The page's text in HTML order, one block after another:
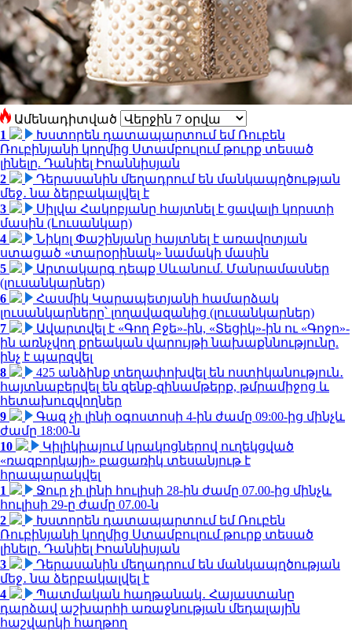
Ամենադիտված
1
Խստորեն դատապարտում եմ Ռուբեն
Ռուբինյանի կողմից Ստամբուլում թուրք տեսած
լինելը. Դանիել Իոաննիսյան
2
Դերասանին մեղադրում են մանկապղծության
մեջ․ նա ձերբակալվել է
3
Սիլվա Հակոբյանը հայտնել է ցավալի կորստի
մասին (Լուսանկար)
4
Նիկոլ Փաշինյանը հայտնել է առավոտյան
ստացած «տարօրինակ» նամակի մասին
5
Արտակարգ դեպք Սևանում. Մանրամասներ
(լուսանկարներ)
6
Հասմիկ Կարապետյանի համարձակ
լուսանկարները՝ լողավազանից (լուսանկարներ)
7
Ավարտվել է «Գող Բջե»-ին, «Տեցիկ»-ին ու «Գոջո»-
ին առնչվող քրեական վարույթի նախաքննությունը.
ինչ է պարզվել
8
425 անձինք տեղափոխվել են ոստիկանություն․
հայտնաբերվել են զենք-զինամթերք, թմրամիջոց և
հետախուզվողներ
9
Գազ չի լինի օգոստոսի 4-ին ժամը 09:00-ից մինչև
ժամը 18:00-ն
10
Կիլիկիայում կրակոցներով ուղեկցված
«ռազբորկայի» բացառիկ տեսանյութ է
հրապարակվել
1
Ջուր չի լինի հուլիսի 28-ին ժամը 07.00-ից մինչև
հուլիսի 29-ը ժամը 07.00-ն
2
Խստորեն դատապարտում եմ Ռուբեն
Ռուբինյանի կողմից Ստամբուլում թուրք տեսած
լինելը. Դանիել Իոաննիսյան
3
Դերասանին մեղադրում են մանկապղծության
մեջ․ նա ձերբակալվել է
4
Պատմական հաղթանակ․ Հայաստանը
դարձավ աշխարհի առաջնության մեդալային
հաշվարկի հաղթող